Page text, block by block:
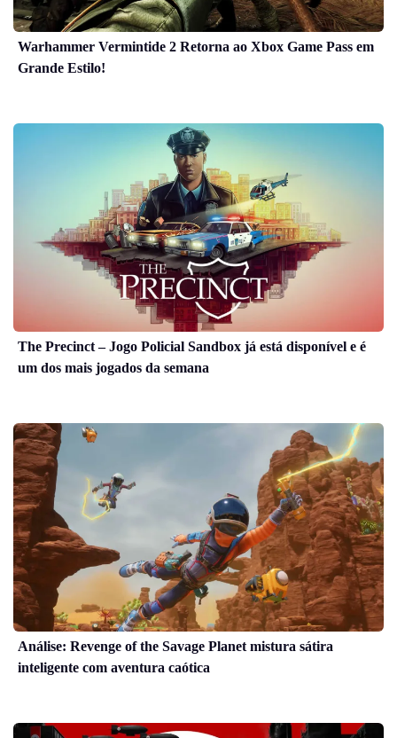
Warhammer Vermintide 2 Retorna ao Xbox Game Pass em
Grande Estilo!
The Precinct – Jogo Policial Sandbox já está disponível e é
um dos mais jogados da semana
Análise: Revenge of the Savage Planet mistura sátira
inteligente com aventura caótica